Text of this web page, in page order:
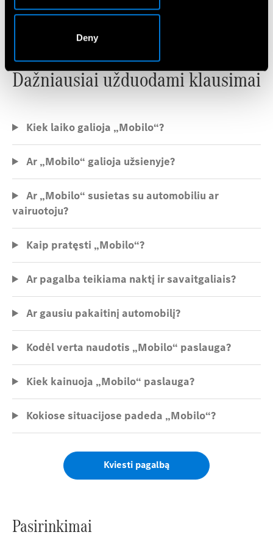
Deny
Dažniausiai užduodami klausimai
Kiek laiko galioja „Mobilo“?
Ar „Mobilo“ galioja užsienyje?
Ar „Mobilo“ susietas su automobiliu ar
vairuotoju?
Kaip pratęsti „Mobilo“?
Ar pagalba teikiama naktį ir savaitgaliais?
Ar gausiu pakaitinį automobilį?
Kodėl verta naudotis „Mobilo“ paslauga?
Kiek kainuoja „Mobilo“ paslauga?
Kokiose situacijose padeda „Mobilo“?
Kviesti pagalbą
Pasirinkimai